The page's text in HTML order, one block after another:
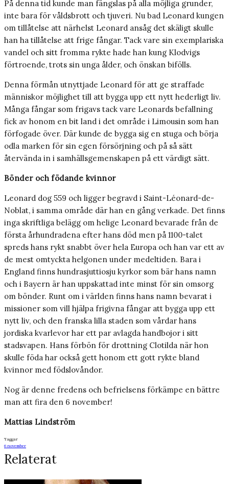
På denna tid kunde man fängslas på alla möjliga grunder,
inte bara för våldsbrott och tjuveri. Nu bad Leonard kungen
om tillåtelse att närhelst Leonard ansåg det skäligt skulle
han ha tillåtelse att frige fångar. Tack vare sin exemplariska
vandel och sitt fromma rykte hade han kung Klodvigs
förtroende, trots sin unga ålder, och önskan bifölls.
Denna förmån utnyttjade Leonard för att ge straffade
människor möjlighet till att bygga upp ett nytt hederligt liv.
Många fångar som frigavs tack vare Leonards befallning
fick av honom en bit land i det område i Limousin som han
förfogade över. Där kunde de bygga sig en stuga och börja
odla marken för sin egen försörjning och på så sätt
återvända in i samhällsgemenskapen på ett värdigt sätt.
Bönder och födande kvinnor
Leonard dog 559 och ligger begravd i Saint-Léonard-de-
Noblat, i samma område där han en gång verkade. Det finns
inga skriftliga belägg om helige Leonard bevarade från de
första århundradena efter hans död men på 1100-talet
spreds hans rykt snabbt över hela Europa och han var ett av
de mest omtyckta helgonen under medeltiden. Bara i
England finns hundrasjuttiosju kyrkor som bär hans namn
och i Bayern är han uppskattad inte minst för sin omsorg
om bönder. Runt om i världen finns hans namn bevarat i
missioner som vill hjälpa frigivna fångar att bygga upp ett
nytt liv, och den franska lilla staden som vårdar hans
jordiska kvarlevor har ett par avlagda handbojor i sitt
stadsvapen. Hans förbön för drottning Clotilda när hon
skulle föda har också gett honom ett gott rykte bland
kvinnor med födslovåndor.
Nog är denne fredens och befrielsens förkämpe en bättre
man att fira den 6 november!
Mattias Lindström
Taggar
6 november
Relaterat